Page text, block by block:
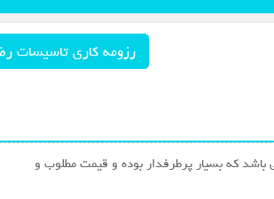
رزومه کاری تاسیسات
باشد که بسیار پرطرفدار بوده و قیمت مطلوب و